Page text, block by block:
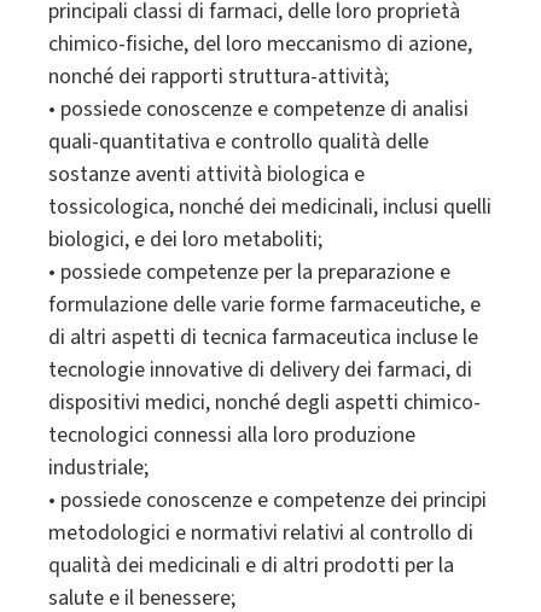
principali classi di farmaci, delle loro proprietà
chimico-fisiche, del loro meccanismo di azione,
nonché dei rapporti struttura-attività;
• possiede conoscenze e competenze di analisi
quali-quantitativa e controllo qualità delle
sostanze aventi attività biologica e
tossicologica, nonché dei medicinali, inclusi quelli
biologici, e dei loro metaboliti;
• possiede competenze per la preparazione e
formulazione delle varie forme farmaceutiche, e
di altri aspetti di tecnica farmaceutica incluse le
tecnologie innovative di delivery dei farmaci, di
dispositivi medici, nonché degli aspetti chimico-
tecnologici connessi alla loro produzione
industriale;
• possiede conoscenze e competenze dei principi
metodologici e normativi relativi al controllo di
qualità dei medicinali e di altri prodotti per la
salute e il benessere;